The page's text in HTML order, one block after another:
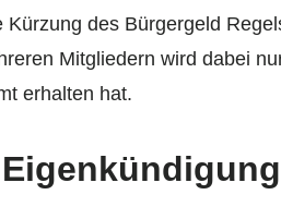
des Bürgergeld
Mitgliedern wird dabei
erhalten hat.